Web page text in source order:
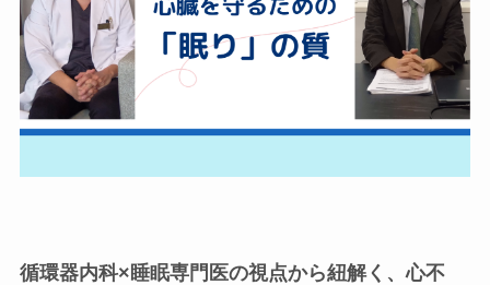
循環器内科×睡眠専門医の視点から紐解く、心不